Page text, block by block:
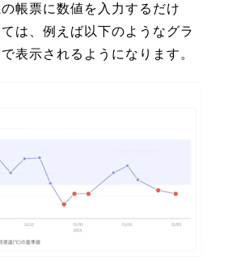
帳票に数値を入力するだけ
は、例えば以下のようなグラ
表示されるようになります。